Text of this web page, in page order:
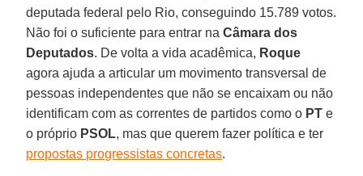
deputada federal pelo Rio, conseguindo 15.789 votos.
Não foi o suficiente para entrar naCâmara dos
Deputados. De volta a vida acadêmica, Roque
agora ajuda a articular um movimento transversal de
pessoas independentes que não se encaixam ou não
identificam com as correntes de partidos como o PT e
o próprio PSOL, mas que querem fazer política e ter
propostas progressistas concretas.